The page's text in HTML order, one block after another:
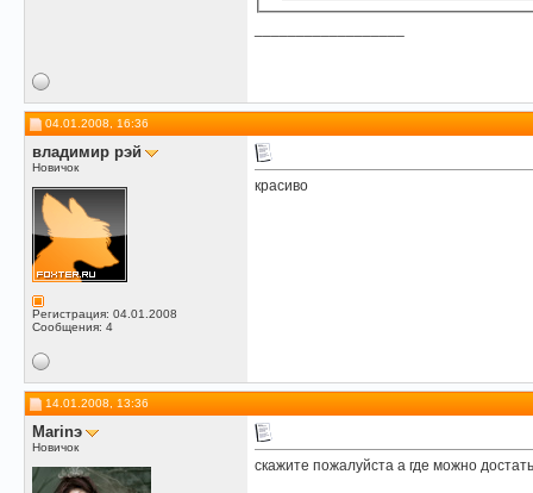
04.01.2008, 16:36
владимир рэй
Новичок
Регистрация: 04.01.2008
Сообщения: 4
красиво
14.01.2008, 13:36
Marinэ
Новичок
скажите пожалуйста а где можно